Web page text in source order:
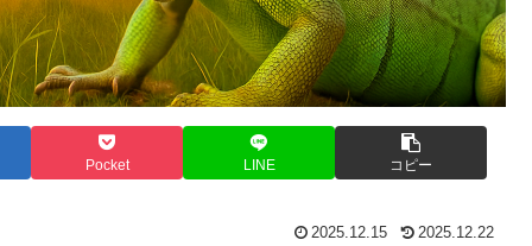
Pocket LINE コピー
2025.12.15 2025.12.22